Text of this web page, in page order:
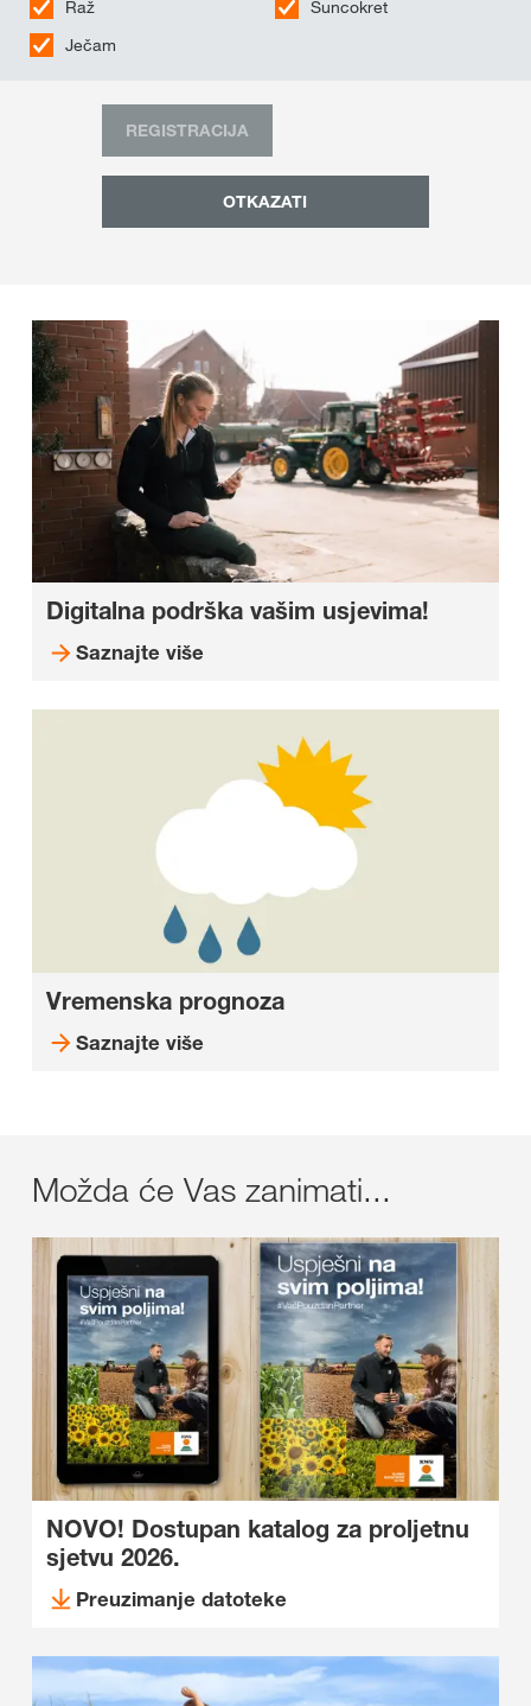
Raž
Ječam
Suncokret
OTKAZATI
REGISTRACIJA
Digitalna podrška vašim usjevima!
Saznajte više
Vremenska prognoza
Saznajte više
Možda će Vas zanimati...
NOVO! Dostupan katalog za proljetnu
sjetvu 2026.
Preuzimanje datoteke